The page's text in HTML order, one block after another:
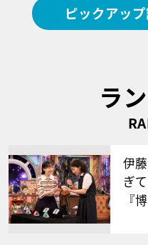
ピックアッ
ラ
伊
ぎ
『